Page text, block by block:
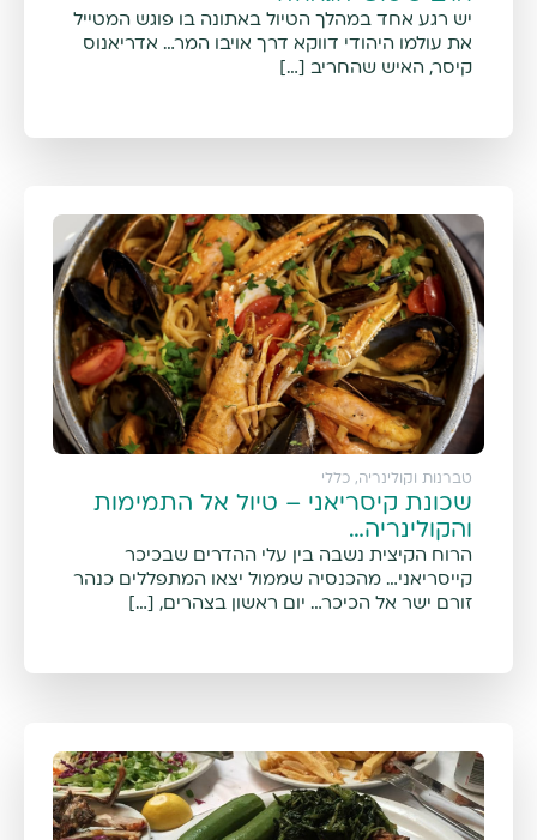
יש רגע אחד במהלך הטיול באתונה בו פוגש המטייל
את עולמו היהודי דווקא דרך אויבו המר… אדריאנוס
קיסר, האיש שהחריב […]
טברנות וקולינריה, כללי
שכונת קיסריאני – טיול אל התמימות
והקולינריה…
הרוח הקיצית נשבה בין עלי ההדרים שבכיכר
קייסריאני… מהכנסיה שממול יצאו המתפללים כנהר
זורם ישר אל הכיכר… יום ראשון בצהרים, […]